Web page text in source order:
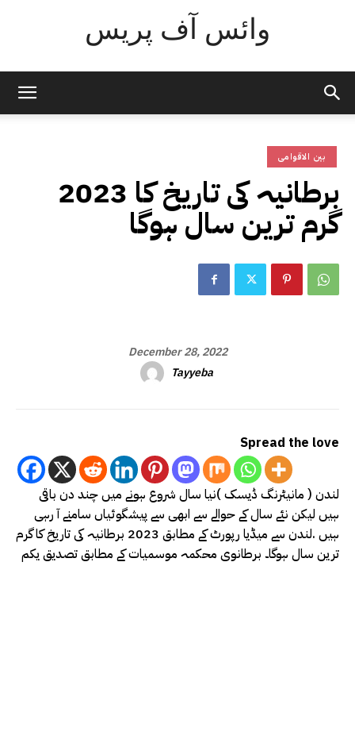
وائس آف پریس
بین الاقوامی
2023 برطانیہ کی تاریخ کا
گرم ترین سال ہوگا
December 28, 2022
Tayyeba
Spread the love
لندن ( مانیٹرنگ ڈیسک )نیا سال شروع ہونے میں چند دن باقی
ہیں لیکن نئے سال کے حوالے سے ابھی سے پیشگوئیاں سامنے آ رہی
ہیں .لندن سے میڈیا رپورٹ کے مطابق 2023 برطانیہ کی تاریخ کا گرم
ترین سال ہوگا۔ برطانوی محکمہ موسمیات کے مطابق تصدیق یکم